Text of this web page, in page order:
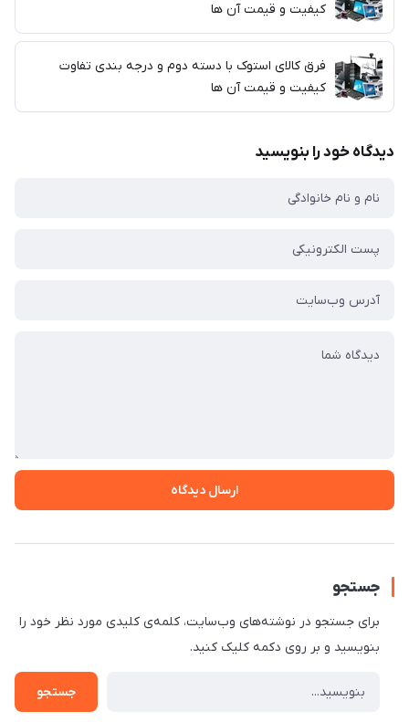
کیفیت و قیمت آن ها
فرق کالای استوک با دسته دوم و درجه بندی تفاوت
کیفیت و قیمت آن ها
دیدگاه خود را بنویسید
ارسال دیدگاه
جستجو
برای جستجو در نوشته‌های وب‌سایت، کلمه‌ی کلیدی مورد نظر خود را
بنویسید و بر روی دکمه کلیک کنید.
جستجو